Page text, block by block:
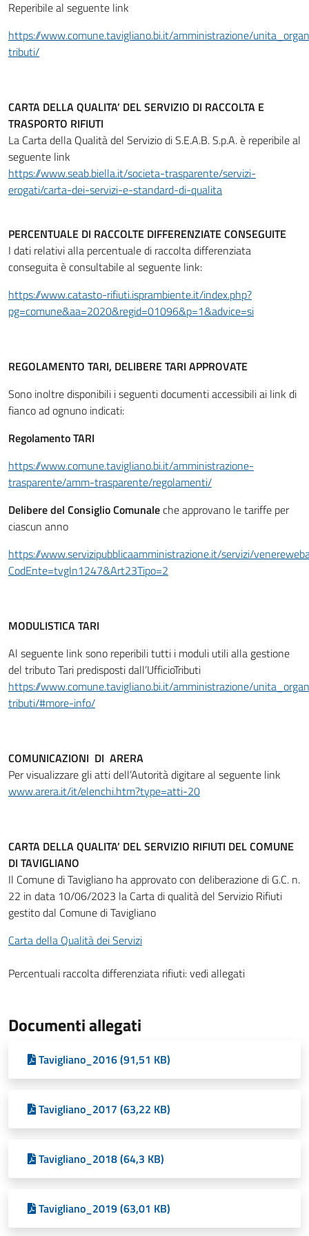
Reperibile al seguente link
https://www.comune.tavigliano.bi.it/amministrazione/
tributi/
CARTA DELLA QUALITA’ DEL SERVIZIO DI RACCOLTA E
TRASPORTO RIFIUTI
La Carta della Qualità del Servizio di S.E.A.B. S.p.A. è reperibile al
seguente link
https://www.seab.biella.it/societa-trasparente/servizi-
erogati/carta-dei-servizi-e-standard-di-qualita
PERCENTUALE DI RACCOLTE DIFFERENZIATE CONSEGUITE
I dati relativi alla percentuale di raccolta differenziata
conseguita è consultabile al seguente link:
https://www.catasto-rifiuti.isprambiente.it/index.php?
pg=comune&aa=2020&regid=01096&p=1&advice=si
REGOLAMENTO TARI, DELIBERE TARI APPROVATE
Sono inoltre disponibili i seguenti documenti accessibili ai link di
fianco ad ognuno indicati:
Regolamento TARI
https://www.comune.tavigliano.bi.it/amministrazione-
trasparente/amm-trasparente/regolamenti/
Delibere del Consiglio Comunaleche approvano le tariffe per
ciascun anno
https://www.servizipubblicaamministrazione.it/servizi/
CodEnte=tvgln1247&Art23Tipo=2
MODULISTICA TARI
Al seguente link sono reperibili tutti i moduli utili alla gestione
del tributo Tari predisposti dall’UfficioTributi
https://www.comune.tavigliano.bi.it/amministrazione/
tributi/#more-info/
COMUNICAZIONI DI ARERA
Per visualizzare gli atti dell’Autorità digitare al seguente link
www.arera.it/it/elenchi.htm?type=atti-20
CARTA DELLA QUALITA’ DEL SERVIZIO RIFIUTI DEL COMUNE
DI TAVIGLIANO
Il Comune di Tavigliano ha approvato con deliberazione di G.C. n.
22 in data 10/06/2023 la Carta di qualità del Servizio Rifiuti
gestito dal Comune di Tavigliano
Carta della Qualità dei Servizi
Percentuali raccolta differenziata rifiuti: vedi allegati
Documenti allegati
Tavigliano_2016 (91,51 KB)
Tavigliano_2017 (63,22 KB)
Tavigliano_2018 (64,3 KB)
Tavigliano_2019 (63,01 KB)